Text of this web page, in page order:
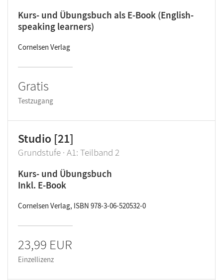
Kurs- und Übungsbuch als E-Book (English-
speaking learners)
Cornelsen Verlag
Gratis
Testzugang
Studio [21]
Grundstufe · A1: Teilband 2
Kurs- und Übungsbuch
Inkl. E-Book
Cornelsen Verlag, ISBN 978-3-06-520532-0
23,99 EUR
Einzellizenz